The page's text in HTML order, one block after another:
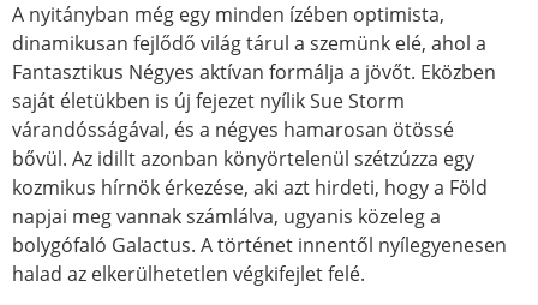
A nyitányban még egy minden ízében optimista,
dinamikusan fejlődő világ tárul a szemünk elé, ahol a
Fantasztikus Négyes aktívan formálja a jövőt. Eközben
saját életükben is új fejezet nyílik Sue Storm
várandósságával, és a négyes hamarosan ötössé
bővül. Az idillt azonban könyörtelenül szétzúzza egy
kozmikus hírnök érkezése, aki azt hirdeti, hogy a Föld
napjai meg vannak számlálva, ugyanis közeleg a
bolygófaló Galactus. A történet innentől nyílegyenesen
halad az elkerülhetetlen végkifejlet felé.